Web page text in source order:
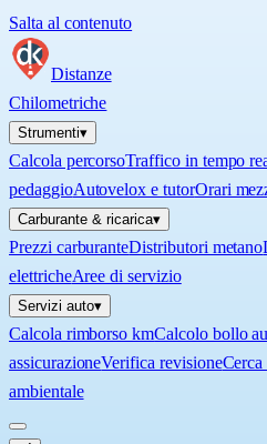
Salta al contenuto
Distanze
Chilometriche
Strumenti▾
Calcola percorsoTraffico in tempo
pedaggioAutovelox e tutorOrari
Carburante & ricarica▾
Prezzi carburanteDistributori metano
elettricheAree di servizio
Servizi auto▾
Calcola rimborso kmCalcolo bollo
assicurazioneVerifica revisione
ambientale